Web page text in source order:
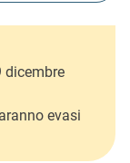
dicembre
evasi